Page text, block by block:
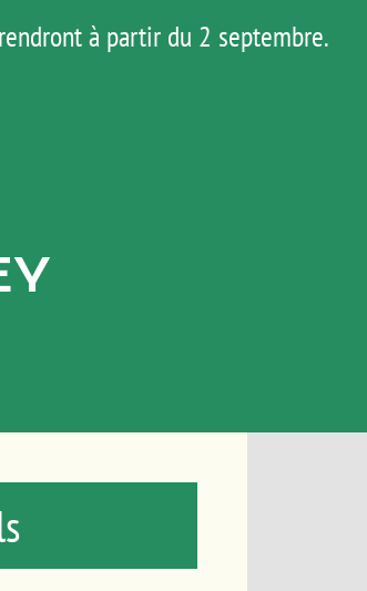
à partir du 2 septembre.
MATOS TUTOS